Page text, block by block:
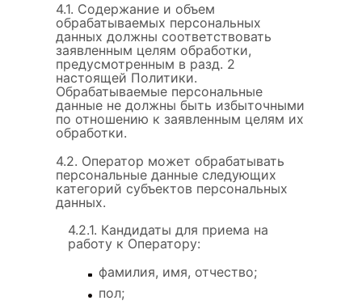
4.1. Содержание и объем
обрабатываемых персональных
данных должны соответствовать
заявленным целям обработки,
предусмотренным в разд. 2
настоящей Политики.
Обрабатываемые персональные
данные не должны быть избыточными
по отношению к заявленным целям их
обработки.
4.2. Оператор может обрабатывать
персональные данные следующих
категорий субъектов персональных
данных.
4.2.1. Кандидаты для приема на
работу к Оператору:
фамилия, имя, отчество;
пол;